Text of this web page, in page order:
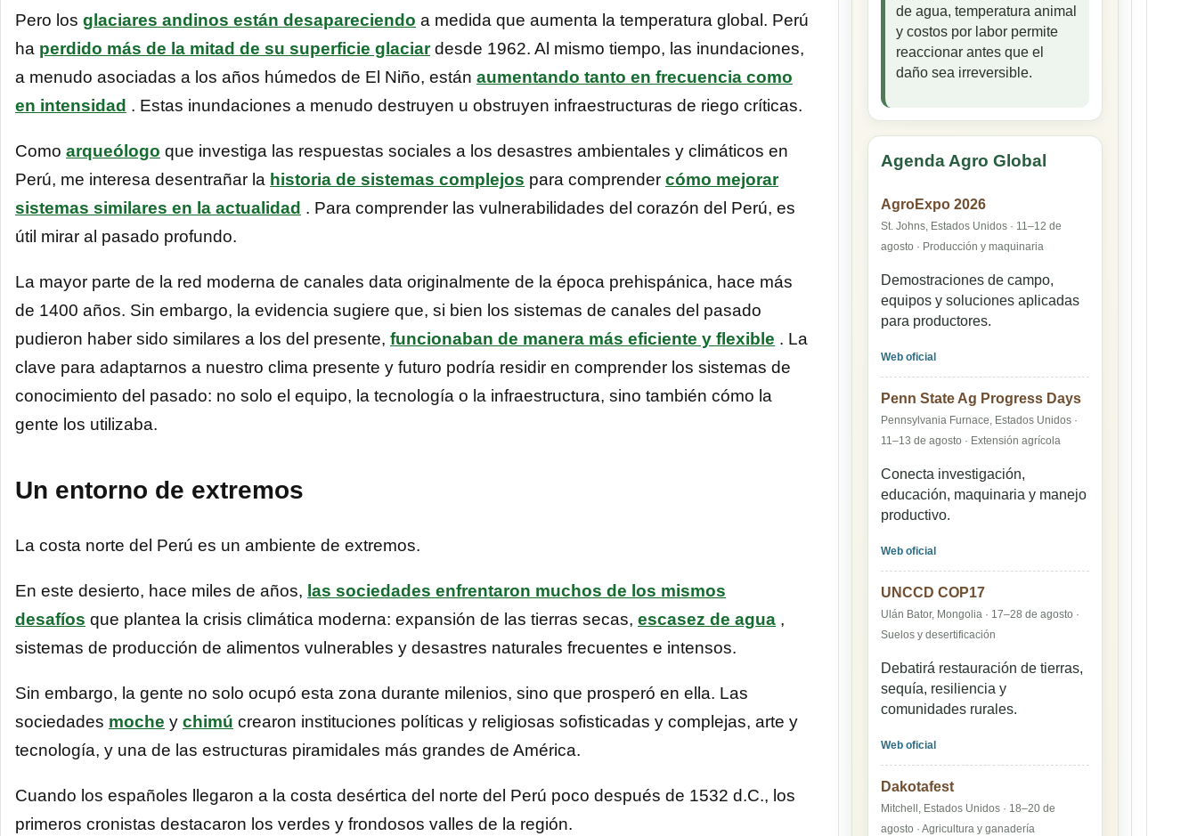
Pero los glaciares andinos están desapareciendo a medida que aumenta la temperatura global. Perú
ha perdido más de la mitad de su superficie glaciardesde 1962. Al mismo tiempo, las inundaciones,
a menudo asociadas a los años húmedos de El Niño, están aumentando tanto en frecuencia como
en intensidad . Estas inundaciones a menudo destruyen u obstruyen infraestructuras de riego críticas.
Como arqueólogo que investiga las respuestas sociales a los desastres ambientales y climáticos en
Perú, me interesa desentrañar la historia de sistemas complejos para comprender cómo mejorar
sistemas similares en la actualidad . Para comprender las vulnerabilidades del corazón del Perú, es
útil mirar al pasado profundo.
La mayor parte de la red moderna de canales data originalmente de la época prehispánica, hace más
de 1400 años. Sin embargo, la evidencia sugiere que, si bien los sistemas de canales del pasado
pudieron haber sido similares a los del presente, funcionaban de manera más eficiente y flexible . La
clave para adaptarnos a nuestro clima presente y futuro podría residir en comprender los sistemas de
conocimiento del pasado: no solo el equipo, la tecnología o la infraestructura, sino también cómo la
gente los utilizaba.
Un entorno de extremos
La costa norte del Perú es un ambiente de extremos.
En este desierto, hace miles de años, las sociedades enfrentaron muchos de los mismos
desafíos que plantea la crisis climática moderna: expansión de las tierras secas, escasez de agua ,
sistemas de producción de alimentos vulnerables y desastres naturales frecuentes e intensos.
Sin embargo, la gente no solo ocupó esta zona durante milenios, sino que prosperó en ella. Las
sociedades moche y chimú crearon instituciones políticas y religiosas sofisticadas y complejas, arte y
tecnología, y una de las estructuras piramidales más grandes de América.
Cuando los españoles llegaron a la costa desértica del norte del Perú poco después de 1532 d.C., los
primeros cronistas destacaron los verdes y frondosos valles de la región.
de agua, temperatura animal
y costos por labor permite
reaccionar antes que el
daño sea irreversible.
Agenda Agro Global
AgroExpo 2026
St. Johns, Estados Unidos · 11–12 de
agosto · Producción y maquinaria
Demostraciones de campo,
equipos y soluciones aplicadas
para productores.
Web oficial
Penn State Ag Progress Days
Pennsylvania Furnace, Estados Unidos ·
11–13 de agosto · Extensión agrícola
Conecta investigación,
educación, maquinaria y manejo
productivo.
Web oficial
UNCCD COP17
Ulán Bator, Mongolia · 17–28 de agosto ·
Suelos y desertificación
Debatirá restauración de tierras,
sequía, resiliencia y
comunidades rurales.
Web oficial
Dakotafest
Mitchell, Estados Unidos · 18–20 de
agosto · Agricultura y ganadería